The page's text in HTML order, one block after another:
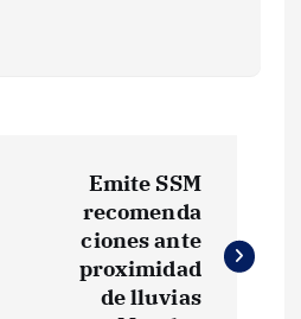
Emite SSM
recomenda
ciones ante
proximidad
de lluvias